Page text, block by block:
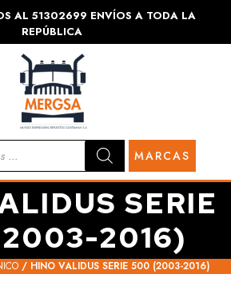
AL 51302699 ENVÍOS A TODA LA
REPÚBLICA
MARCAS
HINO
SERIE
2016)
/ HINO VALIDUS SERIE 500 (2003-2016)